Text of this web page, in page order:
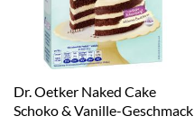
Dr. Oetker Naked Cake
Schoko & Vanille-Geschmack